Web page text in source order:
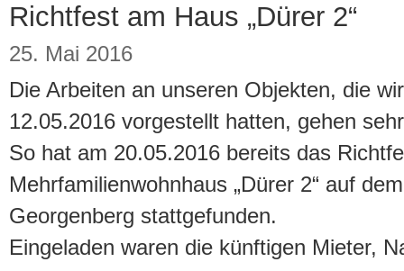
Richtfest am Haus „Dürer 2“
25. Mai 2016
Die Arbeiten an unseren Objekten, die
12.05.2016 vorgestellt hatten, gehen
So hat am 20.05.2016 bereits das
Mehrfamilienwohnhaus „Dürer 2“ auf
Georgenberg stattgefunden.
Eingeladen waren die künftigen Mieter,